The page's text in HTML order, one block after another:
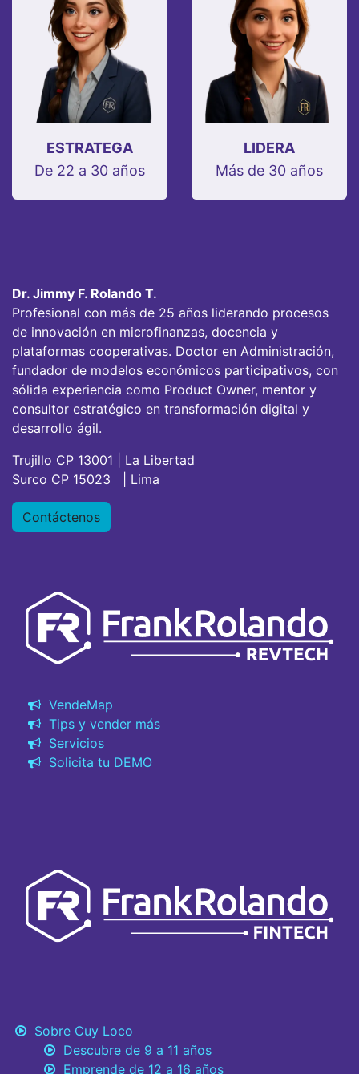
ESTRATEGA
De 22 a 30 años
LIDERA
Más de 30 años
Dr. Jimmy F. Rolando T.
Profesional con más de 25 años liderando procesos
de innovación en microfinanzas, docencia y
plataformas cooperativas. Doctor en Administración,
fundador de modelos económicos participativos, con
sólida experiencia como Product Owner, mentor y
consultor estratégico en transformación digital y
desarrollo ágil.
Trujillo CP 13001 | La Libertad
Surco CP 15023 | Lima
Contáctenos
VendeMap
Tips y vender más
Servicios
Solicita tu DEMO
Sobre Cuy Loco
Descubre de 9 a 11 años
Emprende de 12 a 16 años